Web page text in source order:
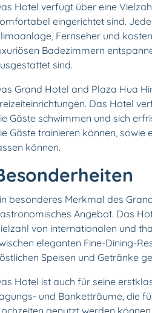
Hotel verfügt über eine
eingerichtet sind.
Fernseher und
Badezimmern
sind.
Grand Hotel and Plaza Hua
Das Hotel
Gäste schwimmen und sich
Gäste trainieren können, sowie
können.
besonderes Merkmal des
Angebot. Das
von internationalen und
eleganten Fine-Dining-
Speisen und Getränke
Hotel ist auch für seine
und Banketträume, die